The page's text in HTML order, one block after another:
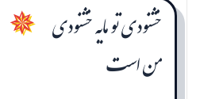
خشنودی تو مایه خشنودی
من است
✵